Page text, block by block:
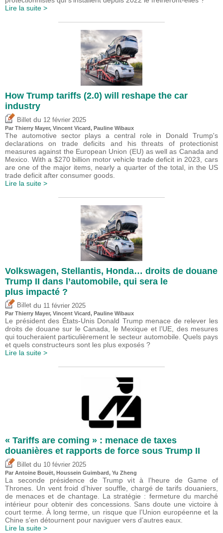
Lire la suite >
How Trump tariffs (2.0) will reshape the car
industry
Billet du 12 février 2025
Par Thierry Mayer, Vincent Vicard, Pauline Wibaux
The automotive sector plays a central role in Donald Trump's
declarations on trade deficits and his threats of protectionist
measures against the European Union (EU) as well as Canada and
Mexico. With a $270 billion motor vehicle trade deficit in 2023, cars
are one of the major items, nearly a quarter of the total, in the US
trade deficit after consumer goods.
Lire la suite >
Volkswagen, Stellantis, Honda… droits de douane
Trump II dans l’automobile, qui sera le
plus impacté ?
Billet du 11 février 2025
Par Thierry Mayer, Vincent Vicard, Pauline Wibaux
Le président des États-Unis Donald Trump menace de relever les
droits de douane sur le Canada, le Mexique et l’UE, des mesures
qui toucheraient particulièrement le secteur automobile. Quels pays
et quels constructeurs sont les plus exposés ?
Lire la suite >
« Tariffs are coming » : menace de taxes
douanières et rapports de force sous Trump II
Billet du 10 février 2025
Par Antoine Bouët, Houssein Guimbard, Yu Zheng
La seconde présidence de Trump vit à l’heure de Game of
Thrones. Un vent froid d’hiver souffle, chargé de tarifs douaniers,
de menaces et de chantage. La stratégie : fermeture du marché
intérieur pour obtenir des concessions. Sans doute une victoire à
court terme. À long terme, un risque que l’Union européenne et la
Chine s’en détournent pour naviguer vers d’autres eaux.
Lire la suite >